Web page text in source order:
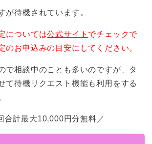
が待機されています。
については公式サイト でチェックで
のお申込みの目安にしてください。
で相談中のことも多いのですが、タ
て待機リクエスト機能も利用をする
合計最大10,000円分無料／